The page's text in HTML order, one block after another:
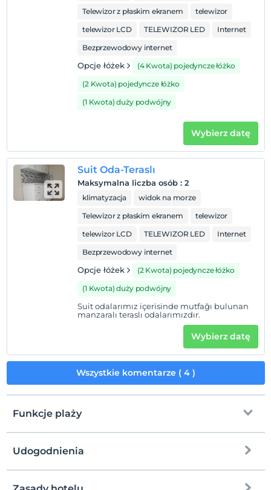
Telewizor z płaskim ekranem
telewizor
telewizor LCD
TELEWIZOR LED
Internet
Bezprzewodowy internet
Opcje łóżek
(4 Kwota) pojedyncze łóżko
(2 Kwota) pojedyncze łóżko
(1 Kwota) duży podwójny
Wybierz datę
Suit Oda-Teraslı
Maksymalna liczba osób : 2
klimatyzacja
widok na morze
Telewizor z płaskim ekranem
telewizor
telewizor LCD
TELEWIZOR LED
Internet
Bezprzewodowy internet
Opcje łóżek
(2 Kwota) pojedyncze łóżko
(1 Kwota) duży podwójny
Suit odalarımız içerisinde mutfağı bulunan
manzaralı teraslı odalarımızdır.
Wybierz datę
Wszystkie komentarze ( 4 )
Funkcje plaży
na plażę
Udogodnienia